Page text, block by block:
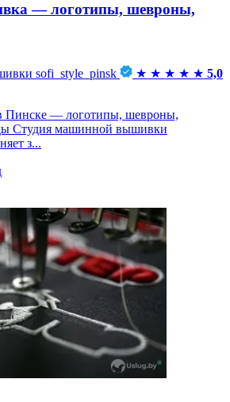
— логотипы, шевроны,
sofi_style_pinsk
★ ★ ★ ★ ★ 5,0
— логотипы, шевроны,
Студия машинной вышивки
з...